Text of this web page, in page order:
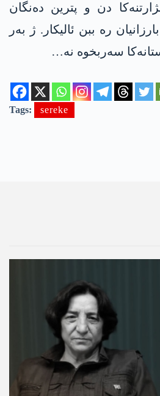
دن و پترین دەنگان
رە ببن ئالیکار. ژ بەر
سەربخوە نە…
Tags: sereke